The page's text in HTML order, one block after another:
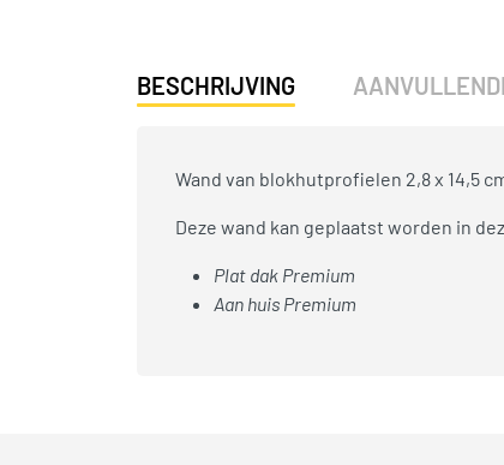
BESCHRIJVING
Wand van blokhutprofielen 2,8 x 14,5
Deze wand kan geplaatst worden in
Plat dak Premium
Aan huis Premium